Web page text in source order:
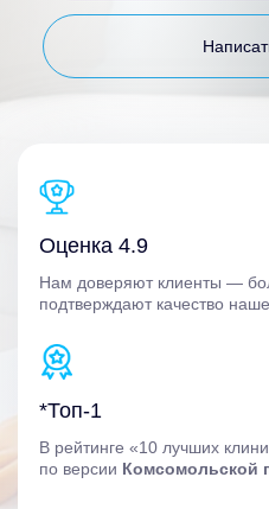
Оценка 4.9
Нам доверяют клиенты —
подтверждают качество
*Топ-1
В рейтинге «10 лучших
по версии Комсомольской